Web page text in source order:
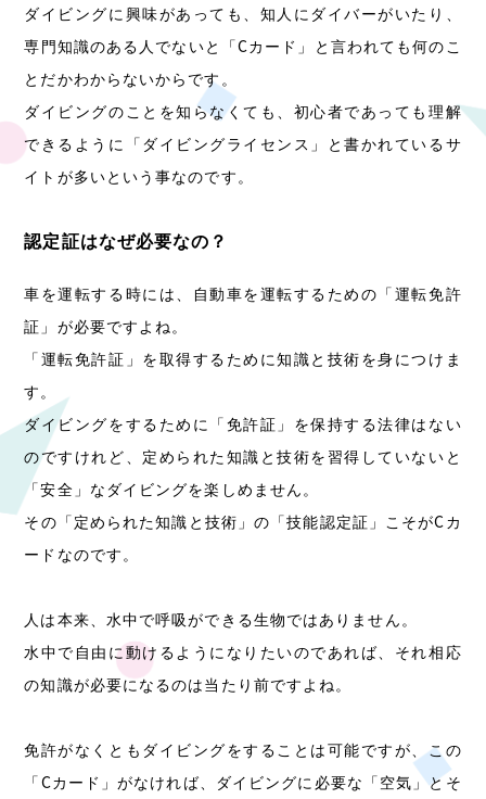
ダイビングに興味があっても、知人にダイバーがいたり、
専門知識のある人でないと「Cカード」と言われても何のこ
とだかわからないからです。
ダイビングのことを知らなくても、初心者であっても理解
できるように「ダイビングライセンス」と書かれているサ
イトが多いという事なのです。
認定証はなぜ必要なの？
車を運転する時には、自動車を運転するための「運転免許
証」が必要ですよね。
「運転免許証」を取得するために知識と技術を身につけま
す。
ダイビングをするために「免許証」を保持する法律はない
のですけれど、定められた知識と技術を習得していないと
「安全」なダイビングを楽しめません。
その「定められた知識と技術」の「技能認定証」こそがCカ
ードなのです。
人は本来、水中で呼吸ができる生物ではありません。
水中で自由に動けるようになりたいのであれば、それ相応
の知識が必要になるのは当たり前ですよね。
免許がなくともダイビングをすることは可能ですが、この
「Cカード」がなければ、ダイビングに必要な「空気」とそ